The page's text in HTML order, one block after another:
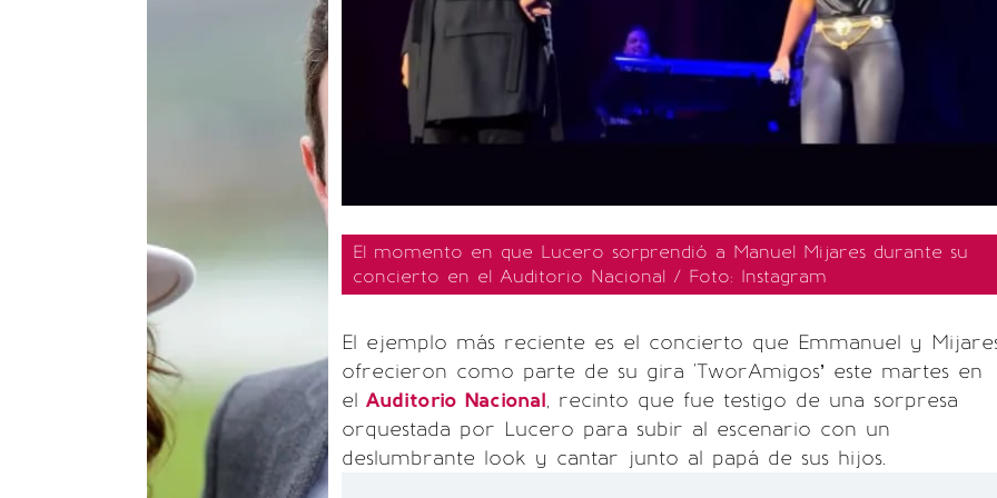
El momento en que Lucero sorprendió a Manuel Mijares durante su
concierto en el Auditorio Nacional / Foto: Instagram
El ejemplo más reciente es el concierto que Emmanuel y
ofrecieron como parte de su gira 'TworAmigos’ este martes en
el Auditorio Nacional, recinto que fue testigo de una sorpresa
orquestada por Lucero para subir al escenario con un
deslumbrante look y cantar junto al papá de sus hijos.